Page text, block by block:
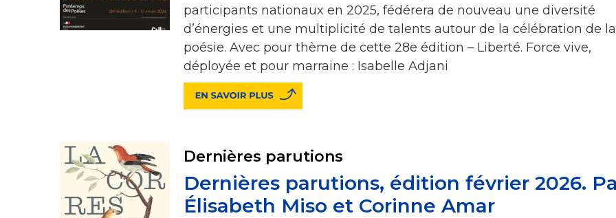
participants nationaux en 2025, fédérera de nouveau une diversité
d’énergies et une multiplicité de talents autour de la célébration de la
poésie. Avec pour thème de cette 28e édition – Liberté. Force vive,
déployée et pour marraine : Isabelle Adjani
Dernières parutions
Dernières parutions, édition février 2026.
Élisabeth Miso et Corinne Amar